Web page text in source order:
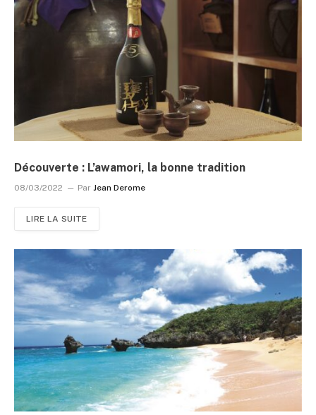
Découverte : L’awamori, la bonne tradition
08/03/2022 Par Jean Derome
LIRE LA SUITE